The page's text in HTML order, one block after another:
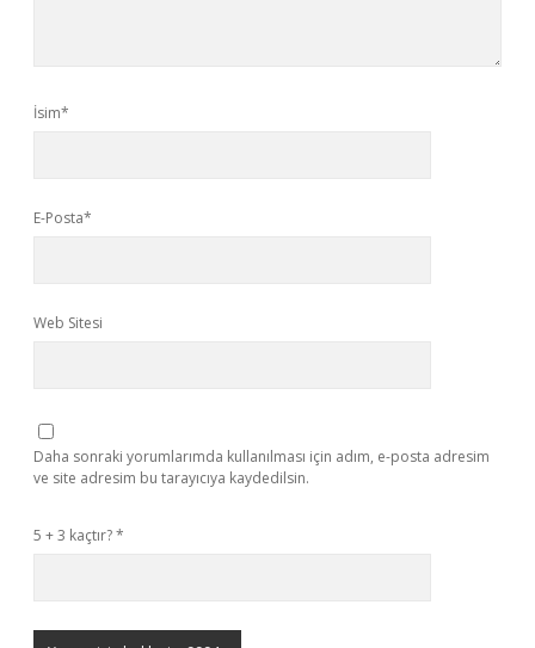
İsim*
E-Posta*
Web Sitesi
Daha sonraki yorumlarımda kullanılması için adım, e-posta adresim
ve site adresim bu tarayıcıya kaydedilsin.
5 + 3 kaçtır?*